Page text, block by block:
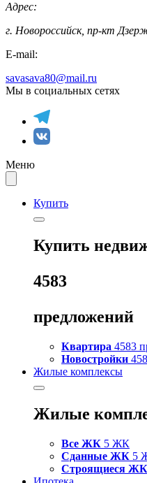
Адрес:
г. Новороссийск, пр-кт
E-mail:
savasava80@mail.ru
Мы в социальных сетях
Меню
Купить
Купить
4583
предложений
Квартира 4583
Новостройки
Жилые комплексы
Жилые
Все ЖК 5 ЖК
Сданные ЖК 5
Строящиеся ЖК